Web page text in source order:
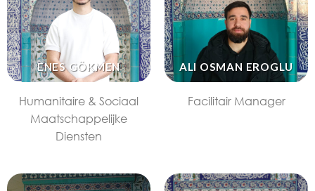
ENES GÖKMEN
Humanitaire & Sociaal
Maatschappelijke
Diensten
ALI OSMAN EROGLU
Facilitair Manager